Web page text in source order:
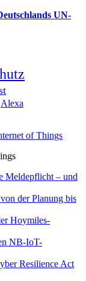
UN-
Alexa
Meldepflicht – und
der Planung bis
Hoymiles-
NB-IoT-
Resilience Act